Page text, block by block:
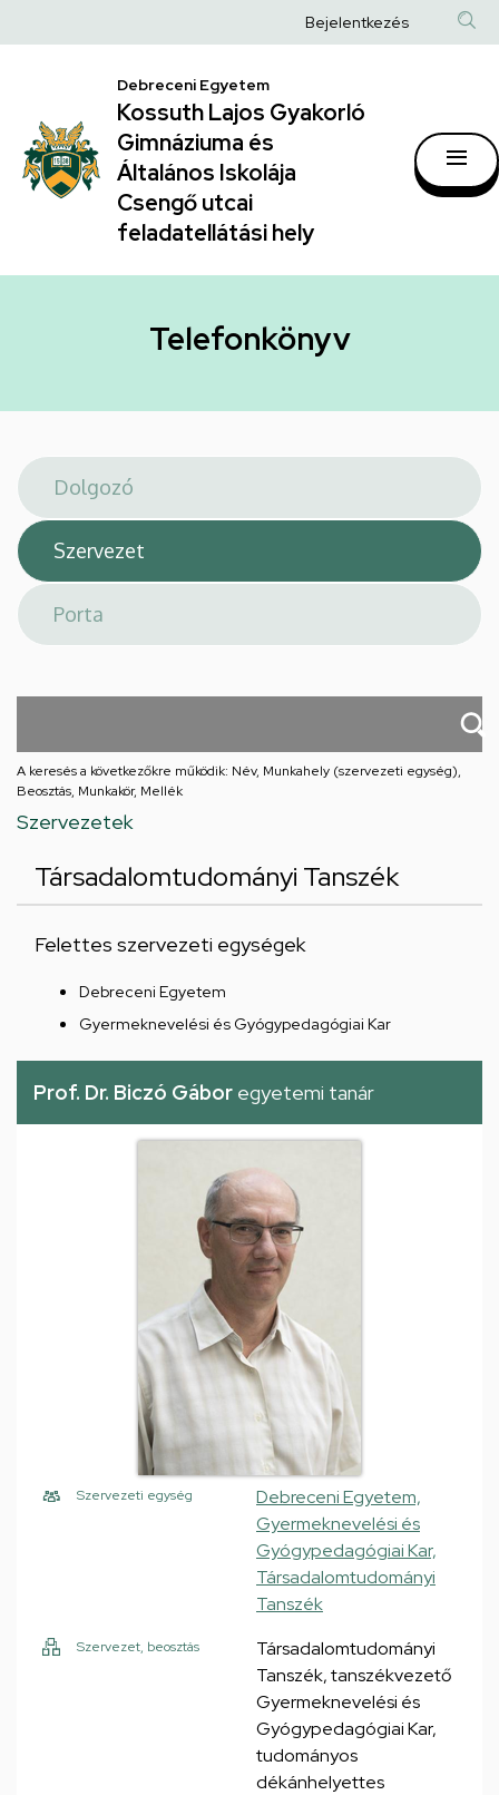
|
Kossuth
Lajos
Gyakorló
Gimnáziuma
Általános
hely
a
Anonim
fiók
Bejelentkezés
Debreceni Egyetem
Kossuth Lajos Gyakorló
Gimnáziuma és
Általános Iskolája
Csengő utcai
feladatellátási hely
Telefonkönyv
A keresés a következőkre működik: Név, Munkahely (szervezeti egység),
Beosztás, Munkakör, Mellék
Szervezetek
Társadalomtudományi Tanszék
Felettes szervezeti egységek
Debreceni Egyetem
Gyermeknevelési és Gyógypedagógiai Kar
Prof. Dr. Biczó Gábor egyetemi tanár
Szervezeti egység
Debreceni Egyetem,
Gyermeknevelési és
Gyógypedagógiai Kar,
Társadalomtudományi
Tanszék
Szervezet, beosztás
Társadalomtudományi
Tanszék, tanszékvezető
Gyermeknevelési és
Gyógypedagógiai Kar,
tudományos
dékánhelyettes